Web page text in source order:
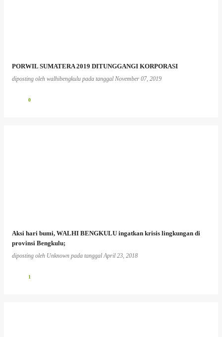
PORWIL SUMATERA 2019 DITUNGGANGI KORPORASI
diposting oleh walhibengkulu pada tanggal November 07, 2019
0
Aksi hari bumi, WALHI BENGKULU ingatkan krisis lingkungan di
provinsi Bengkulu;
diposting oleh Unknown pada tanggalApril 23, 2018
1